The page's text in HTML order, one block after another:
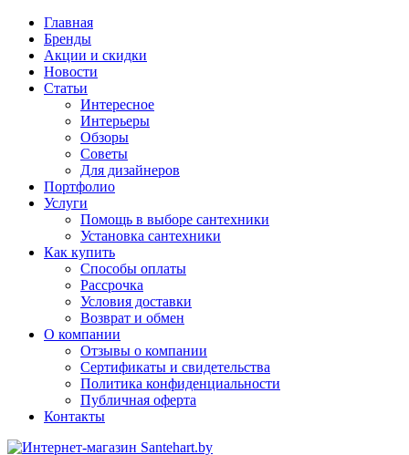
Главная
Бренды
Акции и скидки
Новости
Статьи
Интересное
Интерьеры
Обзоры
Советы
Для дизайнеров
Портфолио
Услуги
Помощь в выборе сантехники
Установка сантехники
Как купить
Способы оплаты
Рассрочка
Условия доставки
Возврат и обмен
О компании
Отзывы о компании
Сертификаты и свидетельства
Политика конфиденциальности
Публичная оферта
Контакты